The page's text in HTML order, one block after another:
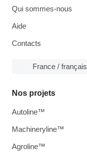
Qui sommes-nous
Aide
Contacts
France / français
Nos projets
Autoline™
Machineryline™
Agroline™